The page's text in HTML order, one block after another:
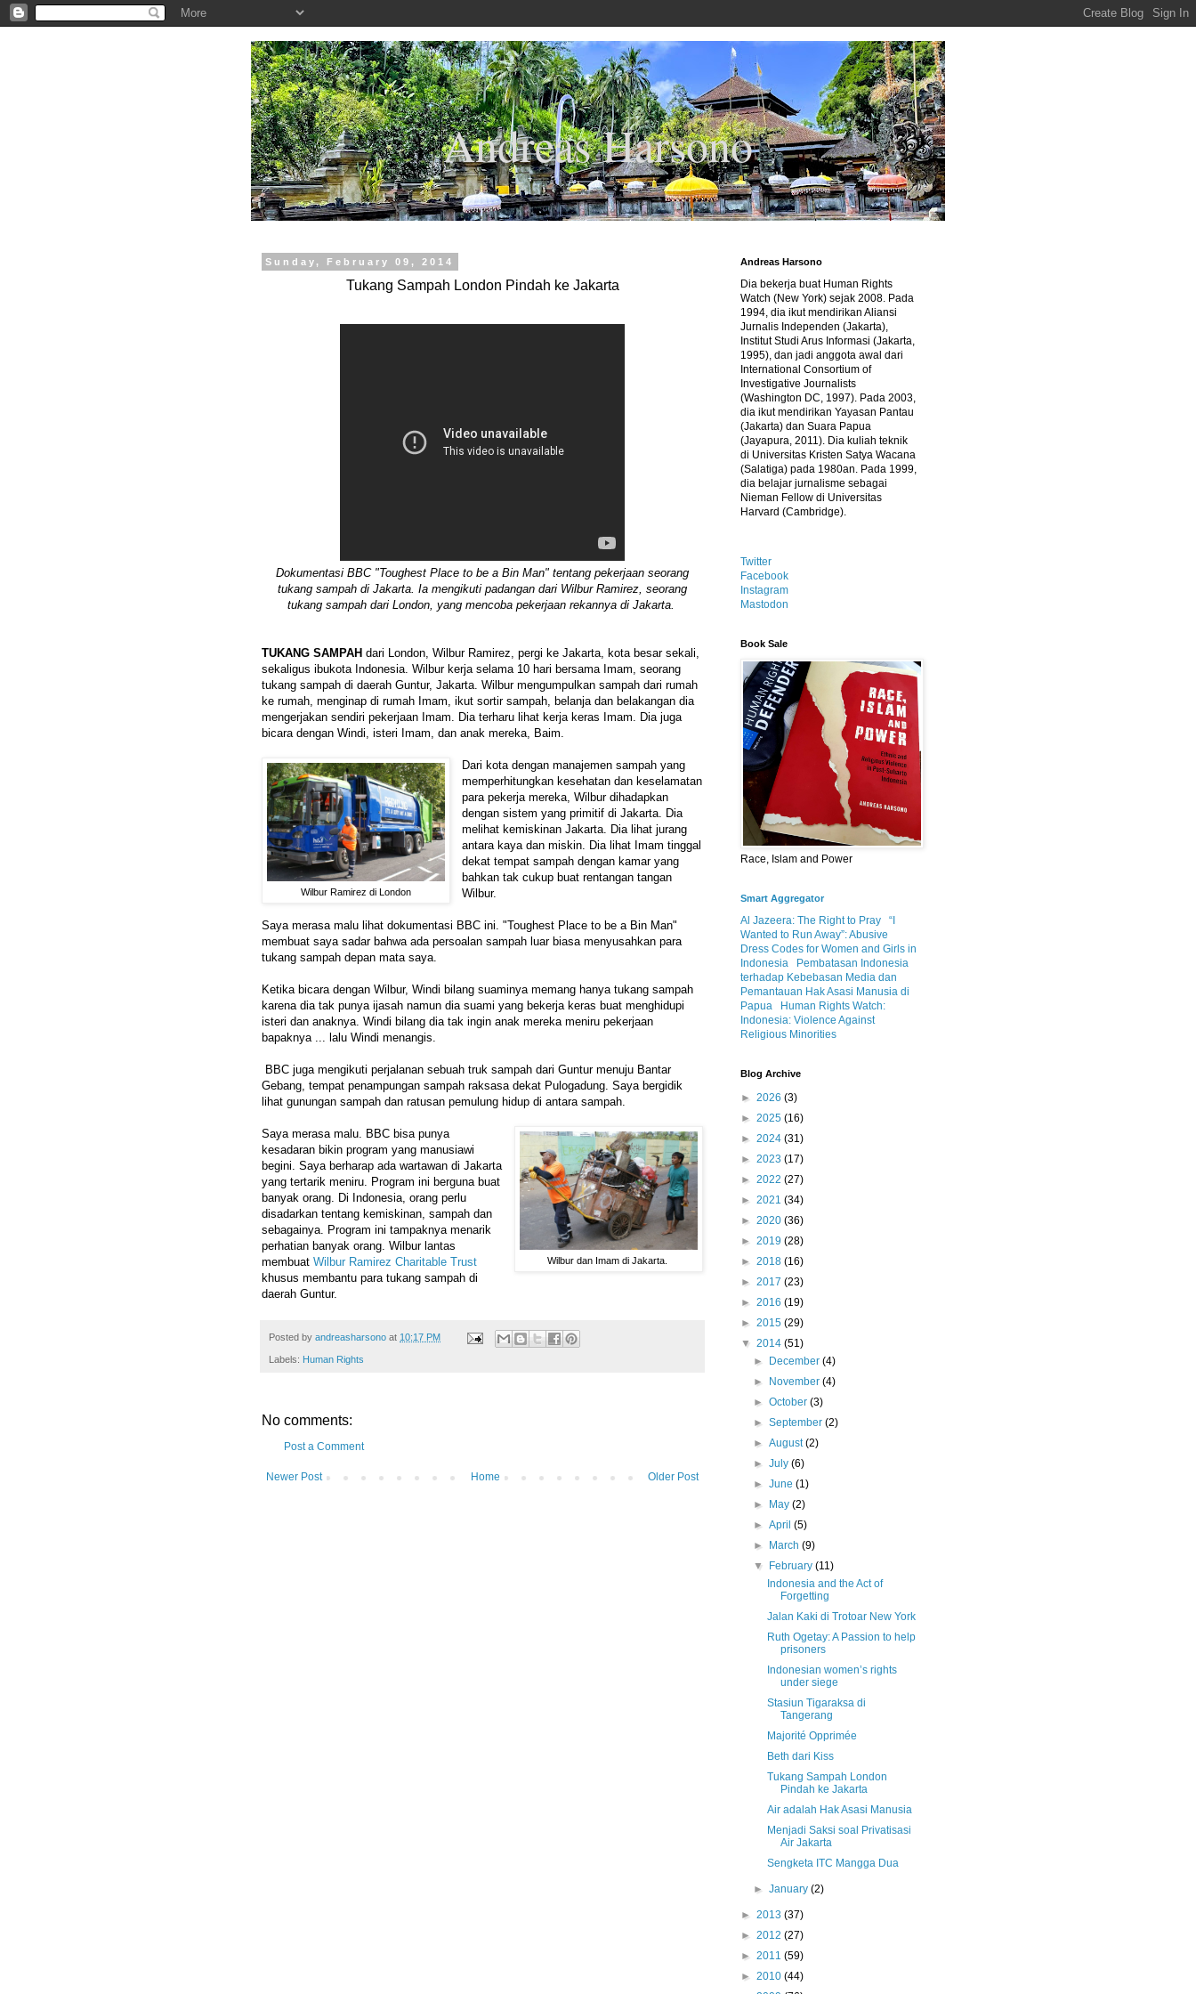
.
Andreas Harsono
Sunday, February 09, 2014
Tukang Sampah London Pindah ke Jakarta
Dokumentasi BBC "Toughest Place to be a Bin Man" tentang pekerjaan seorang
tukang sampah di Jakarta. Ia mengikuti padangan dari Wilbur Ramirez, seorang
tukang sampah dari London, yang mencoba pekerjaan rekannya di Jakarta.
TUKANG SAMPAH dari London, Wilbur Ramirez, pergi ke Jakarta, kota besar sekali,
sekaligus ibukota Indonesia. Wilbur kerja selama 10 hari bersama Imam, seorang
tukang sampah di daerah Guntur, Jakarta. Wilbur mengumpulkan sampah dari rumah
ke rumah, menginap di rumah Imam, ikut sortir sampah, belanja dan belakangan dia
mengerjakan sendiri pekerjaan Imam. Dia terharu lihat kerja keras Imam. Dia juga
bicara dengan Windi, isteri Imam, dan anak mereka, Baim.
Wilbur Ramirez di London
Dari kota dengan manajemen sampah yang
memperhitungkan kesehatan dan keselamatan
para pekerja mereka, Wilbur dihadapkan
dengan sistem yang primitif di Jakarta. Dia
melihat kemiskinan Jakarta. Dia lihat jurang
antara kaya dan miskin. Dia lihat Imam tinggal
dekat tempat sampah dengan kamar yang
bahkan tak cukup buat rentangan tangan
Wilbur.
Saya merasa malu lihat dokumentasi BBC ini. "Toughest Place to be a Bin Man"
membuat saya sadar bahwa ada persoalan sampah luar biasa menyusahkan para
tukang sampah depan mata saya.
Ketika bicara dengan Wilbur, Windi bilang suaminya memang hanya tukang sampah
karena dia tak punya ijasah namun dia suami yang bekerja keras buat menghidupi
isteri dan anaknya. Windi bilang dia tak ingin anak mereka meniru pekerjaan
bapaknya ... lalu Windi menangis.
BBC juga mengikuti perjalanan sebuah truk sampah dari Guntur menuju Bantar
Gebang, tempat penampungan sampah raksasa dekat Pulogadung. Saya bergidik
lihat gunungan sampah dan ratusan pemulung hidup di antara sampah.
Wilbur dan Imam di Jakarta.
Saya merasa malu. BBC bisa punya
kesadaran bikin program yang manusiawi
begini. Saya berharap ada wartawan di Jakarta
yang tertarik meniru. Program ini berguna buat
banyak orang. Di Indonesia, orang perlu
disadarkan tentang kemiskinan, sampah dan
sebagainya. Program ini tampaknya menarik
perhatian banyak orang. Wilbur lantas
membuat Wilbur Ramirez Charitable Trust
khusus membantu para tukang sampah di
daerah Guntur.
Posted by andreasharsono at 10:17 PM
Labels: Human Rights
No comments:
Post a Comment
Newer Post Older Post
Home
Andreas Harsono
Dia bekerja buat Human Rights
Watch (New York) sejak 2008. Pada
1994, dia ikut mendirikan Aliansi
Jurnalis Independen (Jakarta),
Institut Studi Arus Informasi (Jakarta,
1995), dan jadi anggota awal dari
International Consortium of
Investigative Journalists
(Washington DC, 1997). Pada 2003,
dia ikut mendirikan Yayasan Pantau
(Jakarta) dan Suara Papua
(Jayapura, 2011). Dia kuliah teknik
di Universitas Kristen Satya Wacana
(Salatiga) pada 1980an. Pada 1999,
dia belajar jurnalisme sebagai
Nieman Fellow di Universitas
Harvard (Cambridge).
Twitter
Facebook
Instagram
Mastodon
Book Sale
Race, Islam and Power
Smart Aggregator
Al Jazeera: The Right to Pray
“I
Wanted to Run Away”: Abusive
Dress Codes for Women and Girls in
Indonesia
Pembatasan Indonesia
terhadap Kebebasan Media dan
Pemantauan Hak Asasi Manusia di
Papua
Human Rights Watch:
Indonesia: Violence Against
Religious Minorities
Blog Archive
► 2026 (3)
► 2025 (16)
► 2024 (31)
► 2023 (17)
► 2022 (27)
► 2021 (34)
► 2020 (36)
► 2019 (28)
► 2018 (16)
► 2017 (23)
► 2016 (19)
► 2015 (29)
▼ 2014 (51)
►
December(4)
►
November(4)
►October(3)
►September(2)
►August(2)
►July(6)
►June(1)
►
May(2)
►April(5)
►
March(9)
▼
February(11)
Indonesia and the Act of
Forgetting
Jalan Kaki di Trotoar New York
Ruth Ogetay: A Passion to help
prisoners
Indonesian women’s rights
under siege
Stasiun Tigaraksa di
Tangerang
Majorité Opprimée
Beth dari Kiss
Tukang Sampah London
Pindah ke Jakarta
Air adalah Hak Asasi Manusia
Menjadi Saksi soal Privatisasi
Air Jakarta
Sengketa ITC Mangga Dua
►January(2)
► 2013 (37)
► 2012 (27)
► 2011 (59)
► 2010 (44)